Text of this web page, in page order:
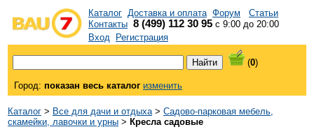
Каталог Доставка и оплата Форум
Статьи
Контакты 8 (499) 112 30 95 с 9:00 до 20:00
Вход
Регистрация
(0)
Город: показан весь каталог изменить
Каталог > Все для дачи и отдыха> Садово-парковая мебель,
скамейки, лавочки и урны > Кресла садовые